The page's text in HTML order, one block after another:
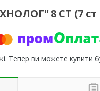
8 СТ (7 ст
Тепер ви можете купити